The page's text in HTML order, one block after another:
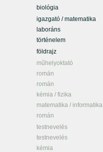
biológia
igazgató / matematika
laboráns
történelem
földrajz
műhelyoktató
román
román
kémia / fizika
matematika / informatika
román
testnevelés
testnevelés
kémia